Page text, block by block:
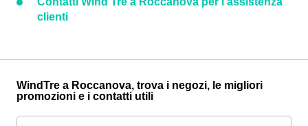
clienti
WindTre a Roccanova, trova i negozi, le migliori
promozioni e i contatti utili